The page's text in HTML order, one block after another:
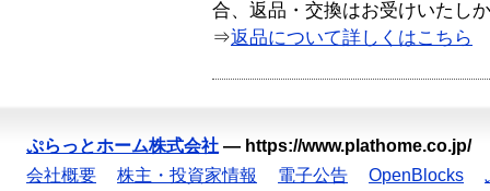
合、返品・交換はお受けいたし
⇒返品について詳しくはこちら
ぷらっとホーム株式会社 — https://www.plathome.co.jp/
会社概要
株主・投資家情報 電子公告 OpenBlocks